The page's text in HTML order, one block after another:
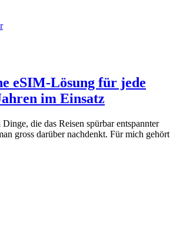
eSIM-Lösung für jede
im Einsatz
die das Reisen spürbar entspannter
gross darüber nachdenkt. Für mich gehört